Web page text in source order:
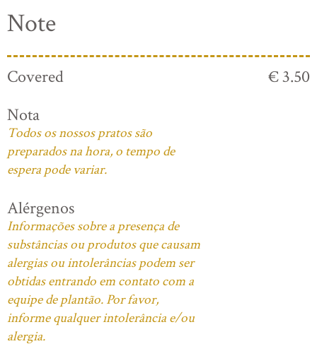
Note
Covered
€ 3.50
Nota
Todos os nossos pratos são
preparados na hora, o tempo de
espera pode variar.
Alérgenos
Informações sobre a presença de
substâncias ou produtos que causam
alergias ou intolerâncias podem ser
obtidas entrando em contato com a
equipe de plantão. Por favor,
informe qualquer intolerância e/ou
alergia.